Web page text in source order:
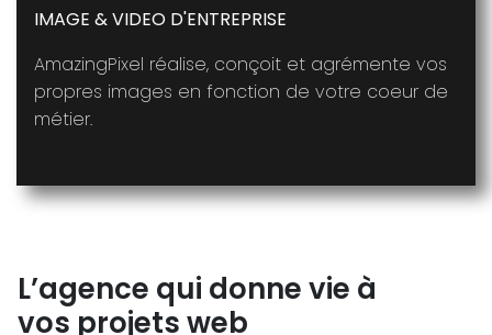
IMAGE & VIDEO D'ENTREPRISE
AmazingPixel réalise, conçoit et agrémente vos
propres images en fonction de votre coeur de
métier.
L’agence qui donne vie à
vos projets web